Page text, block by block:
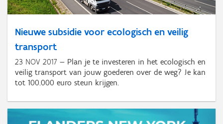
Nieuwe subsidie voor ecologisch en veilig
transport
23 NOV 2017
Plan je te investeren in het ecologisch en
veilig transport van jouw goederen over de weg? Je kan
tot 100.000 euro steun krijgen.